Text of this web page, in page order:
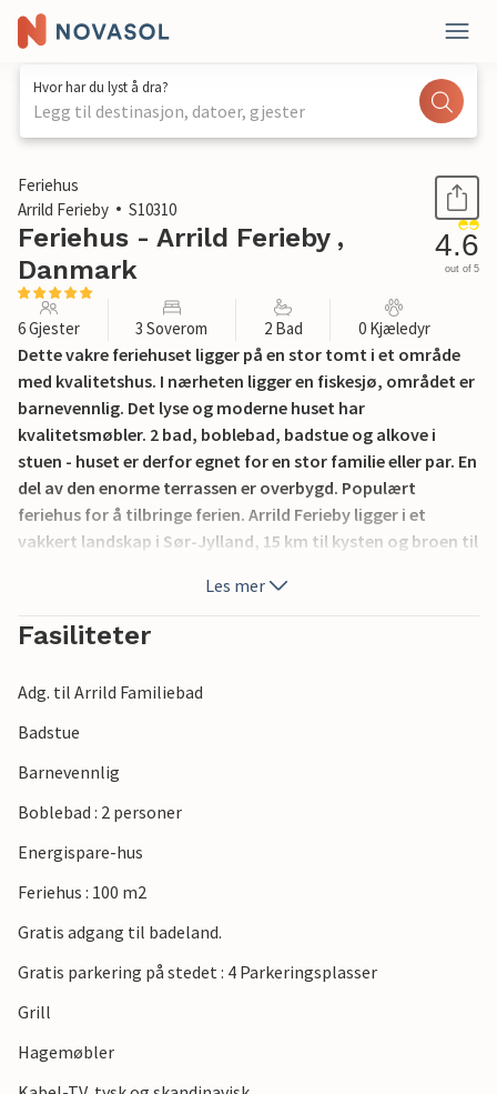
Hvor har du lyst å dra?
Legg til destinasjon, datoer, gjester
1 / 32
Feriehus
Arrild Ferieby
S10310
Feriehus - Arrild Ferieby ,
Danmark
4.6
out of 5
6 Gjester 3 Soverom 2 Bad 0 Kjæledyr
Dette vakre feriehuset ligger på en stor tomt i et område
med kvalitetshus. I nærheten ligger en fiskesjø, området er
barnevennlig. Det lyse og moderne huset har
kvalitetsmøbler. 2 bad, boblebad, badstue og alkove i
stuen - huset er derfor egnet for en stor familie eller par. En
del av den enorme terrassen er overbygd. Populært
feriehus for å tilbringe ferien. Arrild Ferieby ligger i et
vakkert landskap i Sør-Jylland, 15 km til kysten og broen til
fritidsaktiviteter. Det er store lekeplasser, tennis, minigolf
og sandvolleyballbane.
Les mer
Fasiliteter
Adg. til Arrild Familiebad
Badstue
Barnevennlig
Boblebad : 2 personer
Energispare-hus
Feriehus : 100 m2
Gratis adgang til badeland.
Gratis parkering på stedet : 4 Parkeringsplasser
Grill
Hagemøbler